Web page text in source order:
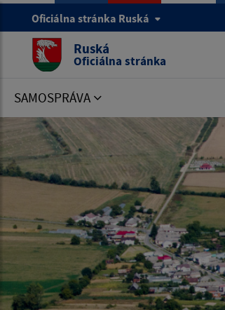
Oficiálna stránka Ruská
Ruská
Oficiálna stránka
SAMOSPRÁVA